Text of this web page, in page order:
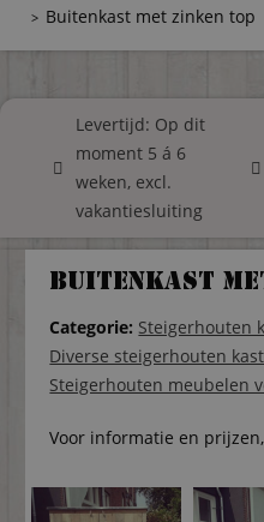
Buitenkast met zinken top
Levertijd: Op dit
moment 5 á 6
weken, excl.
vakantiesluiting
Buitenkast
Categorie: Steigerhouten
Diverse steigerhouten
Steigerhouten meubelen
Voor informatie en